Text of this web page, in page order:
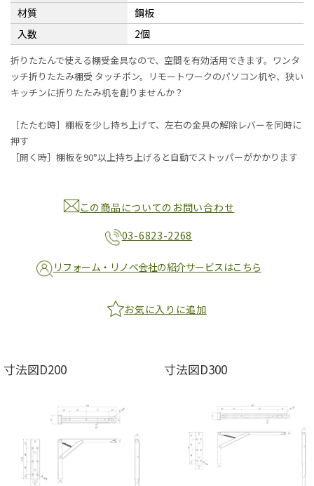
材質
鋼板
入数
2個
折りたたんで使える棚受金具なので、空間を有効活用できます。ワンタ
ッチ折りたたみ棚受 タッチポン。リモートワークのパソコン机や、狭い
キッチンに折りたたみ机を創りませんか？
［たたむ時］棚板を少し持ち上げて、左右の金具の解除レバーを同時に
押す
［開く時］棚板を90°以上持ち上げると自動でストッパーがかかります
この商品についてのお問い合わせ
03-6823-2268
リフォーム・リノベ会社の紹介サービスはこちら
お気に入りに追加
寸法図D200 寸法図D300